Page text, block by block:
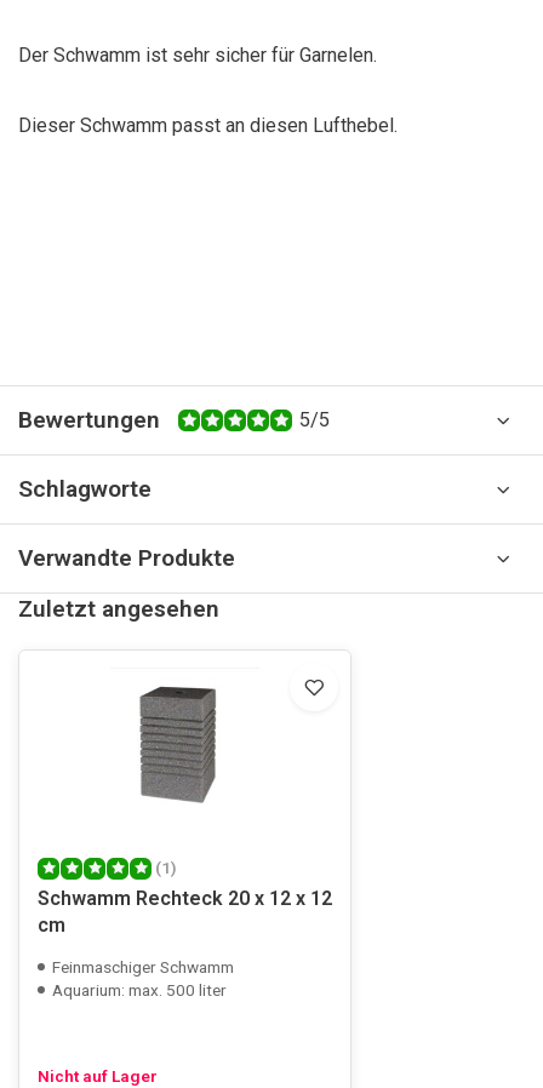
Der Schwamm ist sehr sicher für Garnelen.
Dieser Schwamm passt an diesen Lufthebel.
Bewertungen 5/5
Schlagworte
Verwandte Produkte
Zuletzt angesehen
(1)
Schwamm Rechteck 20 x 12 x 12
cm
Feinmaschiger Schwamm
Aquarium: max. 500 liter
Nicht auf Lager